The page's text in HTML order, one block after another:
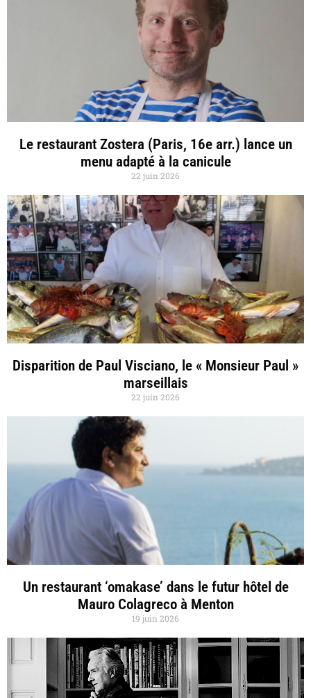
Le restaurant Zostera (Paris, 16e arr.) lance un
menu adapté à la canicule
22 juin 2026
Disparition de Paul Visciano, le « Monsieur Paul »
marseillais
22 juin 2026
Un restaurant ‘omakase’ dans le futur hôtel de
Mauro Colagreco à Menton
19 juin 2026